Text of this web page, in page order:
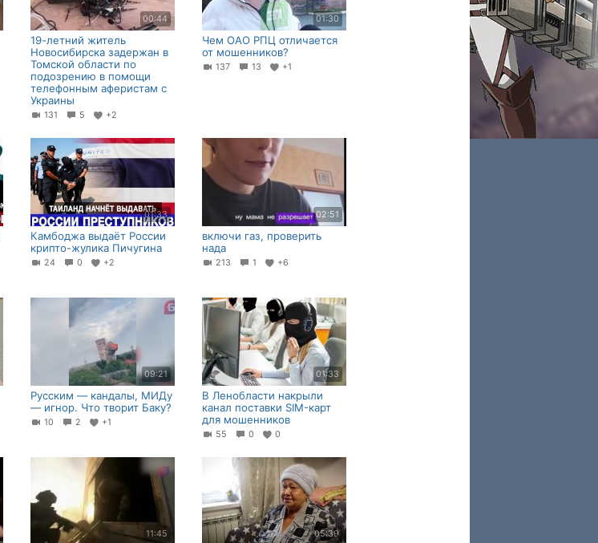
00:44
19-летний житель
Новосибирска задержан в
Томской области по
подозрению в помощи
телефонным аферистам с
Украины
131 5 +2
01:30
Чем ОАО РПЦ отличается
от мошенников?
137 13 +1
01:33
Камбоджа выдаёт России
крипто-жулика Пичугина
24 0 +2
02:51
включи газ, проверить
нада
213 1 +6
09:21
Русским — кандалы, МИДу
— игнор. Что творит Баку?
10 2 +1
01:33
В Ленобласти накрыли
канал поставки SIM-карт
для мошенников
55 0 0
11:45 05:39